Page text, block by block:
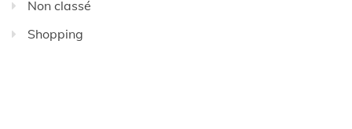
Non classé
Shopping